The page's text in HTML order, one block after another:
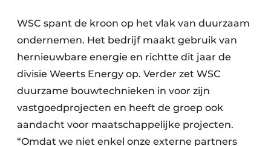
WSC spant de kroon op het vlak van duurzaam
ondernemen. Het bedrijf maakt gebruik van
hernieuwbare energie en richtte dit jaar de
divisie Weerts Energy op. Verder zet WSC
duurzame bouwtechnieken in voor zijn
vastgoedprojecten en heeft de groep ook
aandacht voor maatschappelijke projecten.
“Omdat we niet enkel onze externe partners